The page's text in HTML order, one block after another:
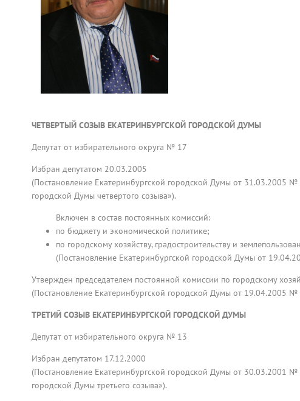
ЧЕТВЕРТЫЙ СОЗЫВ ЕКАТЕРИНБУРГСКОЙ ГОРОДСКОЙ ДУМЫ
Депутат от избирательного округа № 17
Избран депутатом 20.03.2005
(Постановление Екатеринбургской городской Думы от 31.03.2005
городской Думы четвертого созыва»).
Включен в состав постоянных комиссий:
по бюджету и экономической политике;
по городскому хозяйству, градостроительству и
(Постановление Екатеринбургской городской Думы от
Утвержден председателем постоянной комиссии по городскому
(Постановление Екатеринбургской городской Думы от 19.04.2005 №
ТРЕТИЙ СОЗЫВ ЕКАТЕРИНБУРГСКОЙ ГОРОДСКОЙ ДУМЫ
Депутат от избирательного округа № 13
Избран депутатом 17.12.2000
(Постановление Екатеринбургской городской Думы от 30.03.2001
городской Думы третьего созыва»).